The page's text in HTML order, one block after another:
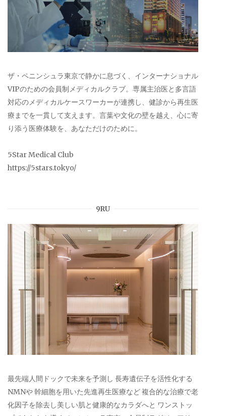
ザ・ペニンシュラ東京で静かに息づく、インターナショナル
VIPのための会員制メディカルクラブ。専属主治医と多言語
対応のメディカルケースワーカーが連携し、健診から再生医
療までを一貫して支えます。言葉や文化の壁を越え、心に寄
り添う医療体験を、あなただけのために。
5Star Medical Club
https://5stars.tokyo/
9RU
最先端人間ドックで未来を予測し 長寿遺伝子を活性化する
NMNや 幹細胞を用いた先進再生医療など 複合的な治療で老
化因子を除去し美しい肌と健康的なカラダへと ワンストッ